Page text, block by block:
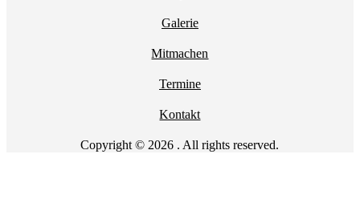
Galerie
Mitmachen
Termine
Kontakt
Copyright © 2026 . All rights reserved.